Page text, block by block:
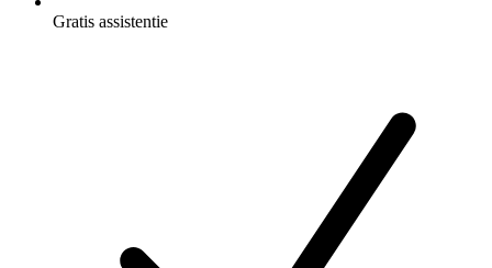
Gratis assistentie